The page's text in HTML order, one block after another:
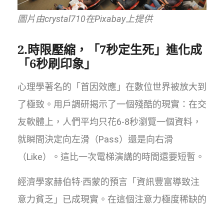
圖片由crystal710在Pixabay上提供
2.時限壓縮，「7秒定生死」進化成
「6秒刷印象」
心理學著名的「首因效應」在數位世界被放大到
了極致。用戶調研揭示了一個殘酷的現實：在交
友軟體上，人們平均只花6-8秒瀏覽一個資料，
就瞬間決定向左滑（Pass）還是向右滑
（Like）。這比一次電梯演講的時間還要短暫。
經濟學家赫伯特·西蒙的預言「資訊豐富導致注
意力貧乏」已成現實。在這個注意力極度稀缺的